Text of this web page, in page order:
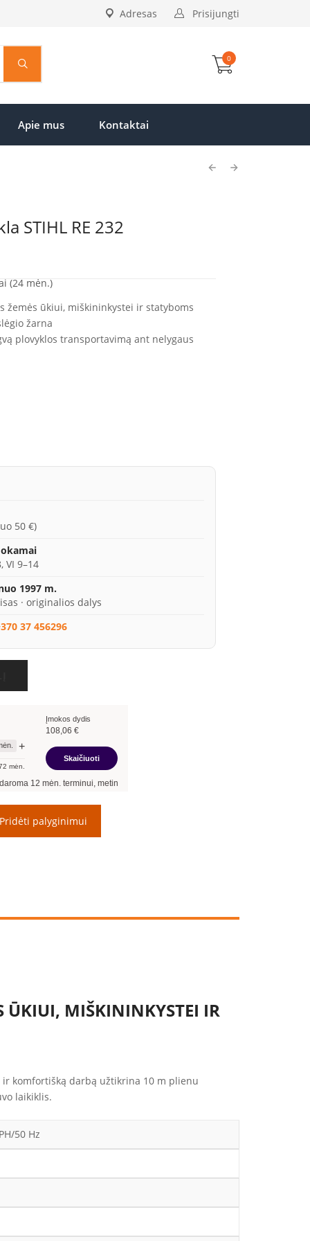
Prisijungti
Adresas
0
Apie mus Kontaktai
STIHL RE 232
(24 mėn.)
žemės ūkiui, miškininkystei ir statyboms
žarna
plovyklos transportavimą ant nelygaus
50 €)
VI 9–14
1997 m.
· originalios dalys
37 456296
+
mėn.
Įmokos dydis
108,06 €
Skaičiuoti
terminui, metinė palūkanų norma –
Pridėti palyginimui
ŪKIUI, MIŠKININKYSTEI IR
ir komfortišką darbą užtikrina 10 m plienu
laikiklis.
50 Hz